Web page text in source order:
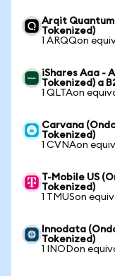
Arqit Quantum
Tokenized)
1 ARQQon
iShares Aaa -
Tokenized) a
1 QLTAon
Carvana
Tokenized)
1 CVNAon
T-Mobile US
Tokenized)
1 TMUSon
Innodata
Tokenized)
1 INODon